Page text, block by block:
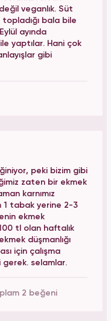
veganlık. Süt
bala bile
ayında
yaptılar. Hani çok
gibi
peki bizim gibi
zaten bir ekmek
karnımız
1 tabak yerine 2-3
ekmek
tl olan haftalık
düşmanlığı
için çalışma
gerek. selamlar.
2 beğeni